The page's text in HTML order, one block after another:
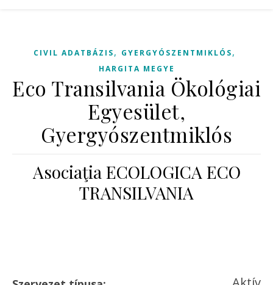
CIVIL ADATBÁZIS, GYERGYÓSZENTMIKLÓS,
HARGITA MEGYE
Eco Transilvania Ökológiai
Egyesület,
Gyergyószentmiklós
Asociaţia ECOLOGICA ECO
TRANSILVANIA